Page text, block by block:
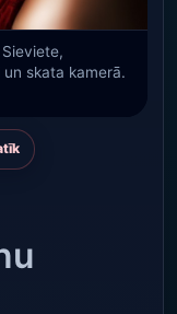
skata kamerā.